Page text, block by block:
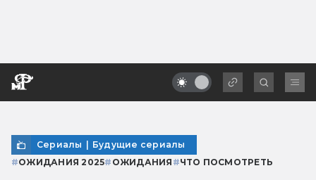
Сериалы | Будущие сериалы
#ОЖИДАНИЯ 2025# ОЖИДАНИЯ #ЧТО ПОСМОТРЕТЬ